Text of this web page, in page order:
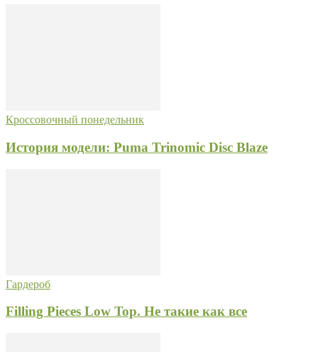
Кроссовочный понедельник
История модели: Puma Trinomic Disc Blaze
Гардероб
Filling Pieces Low Top. Не такие как все